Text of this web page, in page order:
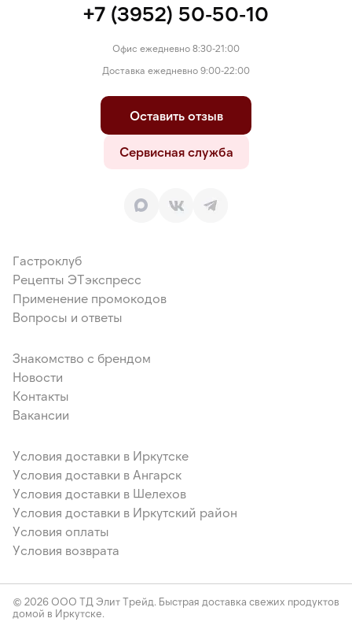
+7 (3952) 50-50-10
Офис ежедневно 8:30-21:00
Доставка ежедневно 9:00-22:00
Оставить отзыв
Сервисная служба
Гастроклуб
Рецепты ЭТэкспресс
Применение промокодов
Вопросы и ответы
Знакомство с брендом
Новости
Контакты
Вакансии
Условия доставки в Иркутске
Условия доставки в Ангарск
Условия доставки в Шелехов
Условия доставки в Иркутский район
Условия оплаты
Условия возврата
© 2026 ООО ТД Элит Трейд. Быстрая доставка свежих продуктов
домой в Иркутске.